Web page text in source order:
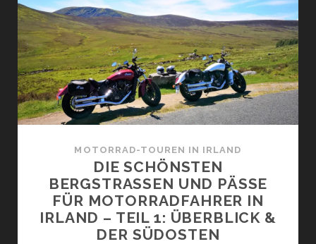
ÄSSE F
ÜR M
OTORRADFAHRER I
N I
RLAND –
T
EIL 2
: D
ÜDWESTEN
MOTORRAD-TOUREN IN IRLAND
DIE SCHÖNSTEN
BERGSTRASSEN UND PÄSSE F
ÜR MOTORRADFAHRER IN I
RLAND – TEIL 1: ÜBERBLICK & D
ER SÜDOSTEN